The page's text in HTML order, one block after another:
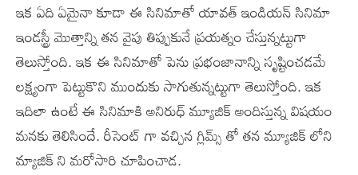
ఇక ఏది ఏమైనా కూడా ఈ సినిమాతో యావత్ ఇండియన్ సినిమా
ఇండస్ట్రీ మొత్తాన్ని తన వైపు తిప్పుకునే ప్రయత్నం చేస్తున్నట్టుగా
తెలుస్తోంది. ఇక ఈ సినిమాతో పెను ప్రభంజానాన్ని సృష్టించడమే
లక్ష్యంగా పెట్టుకొని ముందుకు సాగుతున్నట్టుగా తెలుస్తోంది. ఇక
ఇదిలా ఉంటే ఈ సినిమాకి అనిరుధ్ మ్యూజిక్ అందిస్తున్న విషయం
మనకు తెలిసిందే. రీసెంట్ గా వచ్చిన గ్లిమ్స్ తో తన మ్యూజిక్ లోని
మ్యాజిక్ ని మరోసారి చూపించాడ.